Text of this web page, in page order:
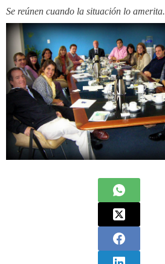
Se reúnen cuando la situación lo amerita.